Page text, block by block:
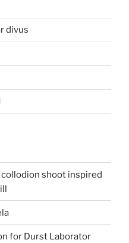
divus
shoot inspired
for Durst Laborator